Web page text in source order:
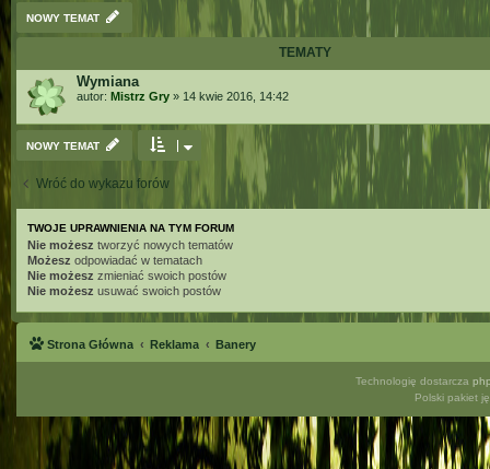
NOWY TEMAT
TEMATY
Wymiana
autor: Mistrz Gry » 14 kwie 2016, 14:42
NOWY TEMAT
Wróć do wykazu forów
TWOJE UPRAWNIENIA NA TYM FORUM
Nie możesz tworzyć nowych tematów
Możesz odpowiadać w tematach
Nie możesz zmieniać swoich postów
Nie możesz usuwać swoich postów
Strona Główna Reklama Banery
Technologię dostarcza
Polski pakiet